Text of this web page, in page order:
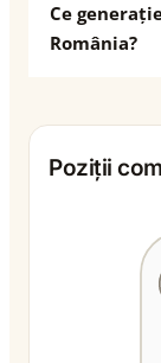
Ce
România?
Poziții